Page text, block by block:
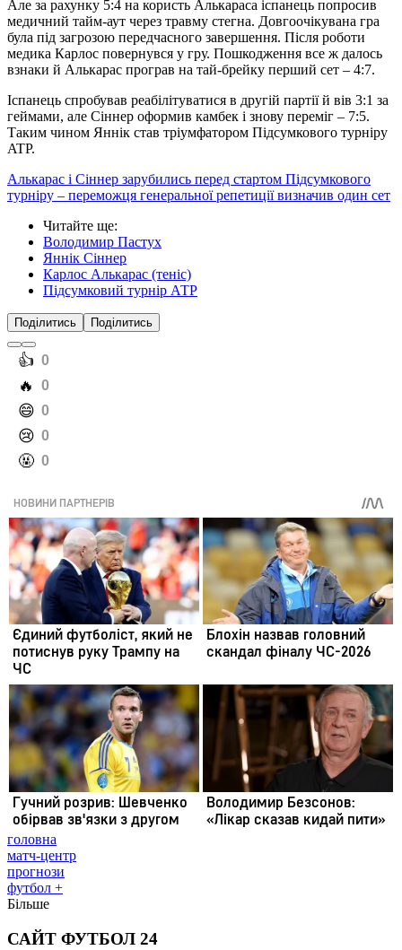
Але за рахунку 5:4 на користь Алькараса іспанець попросив
медичний тайм-аут через травму стегна. Довгоочікувана гра
була під загрозою передчасного завершення. Після роботи
медика Карлос повернувся у гру. Пошкодження все ж далось
взнаки й Алькарас програв на тай-брейку перший сет – 4:7.
Іспанець спробував реабілітуватися в другій партії й вів 3:1 за
геймами, але Сіннер оформив камбек і знову переміг – 7:5.
Таким чином Яннік став тріумфатором Підсумкового турніру
ATP.
Алькарас і Сіннер зарубились перед стартом Підсумкового
турніру – переможця генеральної репетиції визначив один сет
Читайте ще:
Володимир Пастух
Яннік Сіннер
Карлос Алькарас (теніс)
Підсумковий турнір АТР
Поділитись Поділитись
️👍 0
️🔥 0
️😄 0
️😢 0
️🤬 0
головна
матч-центр
прогнози
футбол +
Більше
САЙТ ФУТБОЛ 24